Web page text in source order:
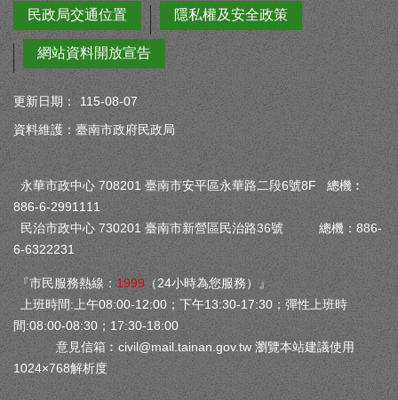
民政局交通位置
隱私權及安全政策
網站資料開放宣告
更新日期：
115-08-07
資料維護：臺南市政府民政局
永華市政中心 708201 臺南市安平區永華路二段6號8F 總機︰
886-6-2991111
民治市政中心 730201 臺南市新營區民治路36號 總機：886-
6-6322231
『市民服務熱線： 1999 （24小時為您服務）』
上班時間:上午08:00-12:00；下午13:30-17:30；彈性上班時
間:08:00-08:30；17:30-18:00
意見信箱︰ civil@mail.tainan.gov.tw 瀏覽本站建議使用
1024×768解析度